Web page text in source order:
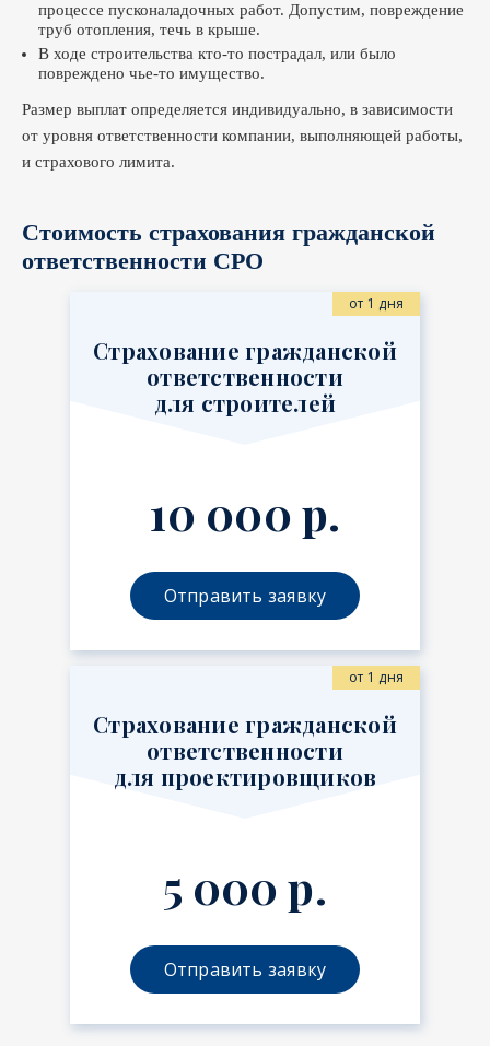
процессе пусконаладочных работ. Допустим, повреждение
труб отопления, течь в крыше.
В ходе строительства кто-то пострадал, или было
повреждено чье-то имущество.
Размер выплат определяется индивидуально, в зависимости
от уровня ответственности компании, выполняющей работы,
и страхового лимита.
Стоимость страхования гражданской
ответственности СРО
от 1 дня
Страхование гражданской
ответственности
для строителей
10 000 р.
Отправить заявку
от 1 дня
Страхование гражданской
ответственности
для проектировщиков
5 000 р.
Отправить заявку